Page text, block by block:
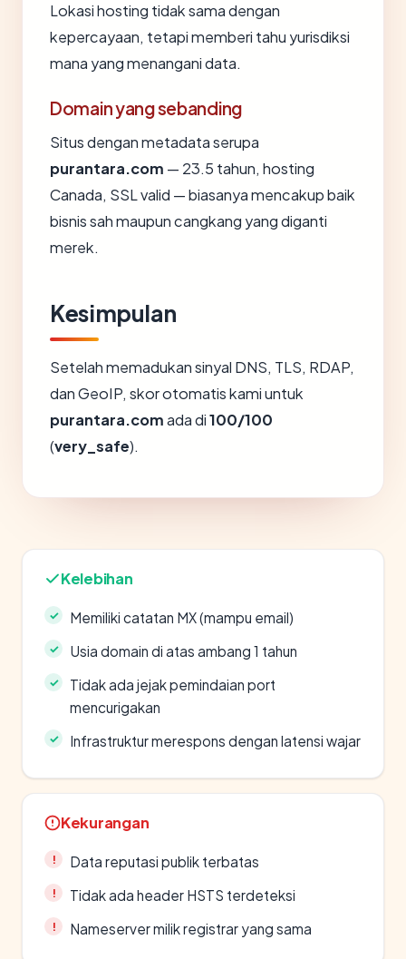
Lokasi hosting tidak sama dengan
kepercayaan, tetapi memberi tahu yurisdiksi
mana yang menangani data.
Domain yang sebanding
Situs dengan metadata serupa
purantara.com — 23.5 tahun, hosting
Canada, SSL valid — biasanya mencakup baik
bisnis sah maupun cangkang yang diganti
merek.
Kesimpulan
Setelah memadukan sinyal DNS, TLS, RDAP,
dan GeoIP, skor otomatis kami untuk
purantara.comada di100/100
(very_safe).
Kelebihan
Memiliki catatan MX (mampu email)
Usia domain di atas ambang 1 tahun
Tidak ada jejak pemindaian port
mencurigakan
Infrastruktur merespons dengan latensi wajar
Kekurangan
Data reputasi publik terbatas
Tidak ada header HSTS terdeteksi
Nameserver milik registrar yang sama